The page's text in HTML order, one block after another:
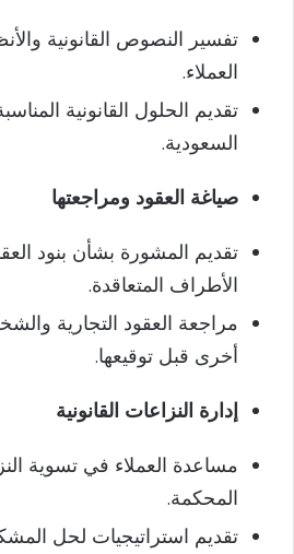
تفسير النصوص القانونية
العملاء.
تقديم الحلول القانونية
السعودية.
صياغة العقود ومراجعتها
تقديم المشورة بشأن بنود
الأطراف المتعاقدة.
مراجعة العقود التجارية
أخرى قبل توقيعها.
إدارة النزاعات القانونية
مساعدة العملاء في تسوية
المحكمة.
تقديم استراتيجيات لحل